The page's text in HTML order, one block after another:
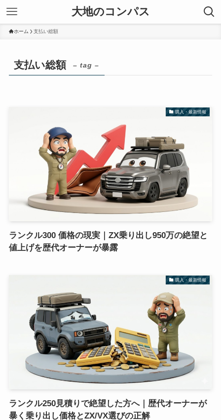
大地のコンパス
ホーム 支払い総額
支払い総額 – tag –
購入・最新情報
ランクル300 価格の現実｜ZX乗り出し950万の絶望と
値上げを歴代オーナーが暴露
購入・最新情報
ランクル250見積りで絶望した方へ｜歴代オーナーが
暴く乗り出し価格とZX/VX選びの正解